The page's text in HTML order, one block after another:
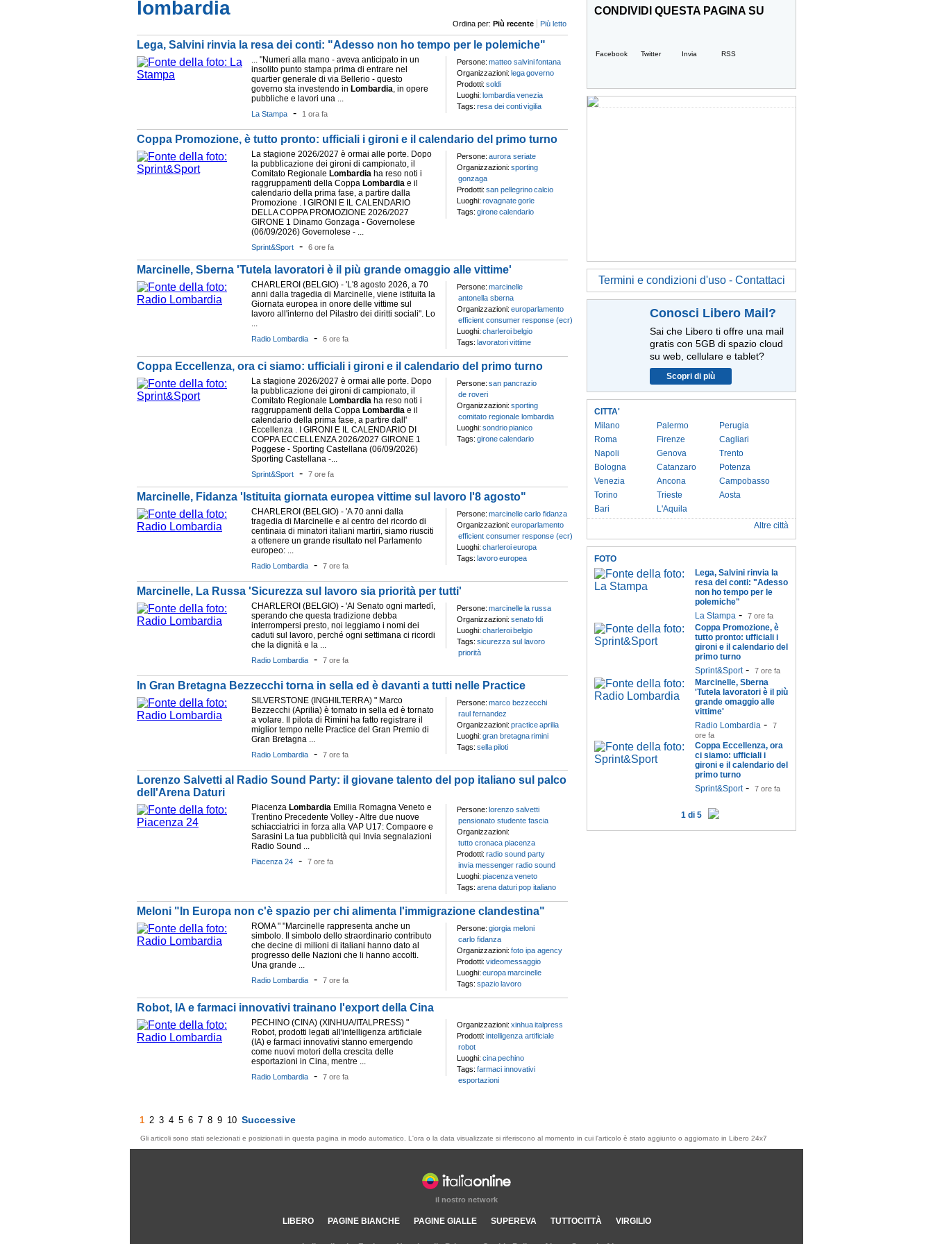
lombardia
Ordina per: Più recente Più letto
Lega, Salvini rinvia la resa dei conti: "Adesso non ho tempo per le polemiche"
... "Numeri alla mano - aveva anticipato in un
insolito punto stampa prima di entrare nel
quartier generale di via Bellerio - questo
governo sta investendo in Lombardia, in opere
pubbliche e lavori una ...
La Stampa - 1 ora fa
Persone: matteo salvinifontana
Organizzazioni: legagoverno
Prodotti: soldi
Luoghi: lombardiavenezia
Tags: resa dei contivigilia
Coppa Promozione, è tutto pronto: ufficiali i gironi e il calendario del primo turno
La stagione 2026/2027 è ormai alle porte. Dopo
la pubblicazione dei gironi di campionato, il
Comitato Regionale Lombardia ha reso noti i
raggruppamenti della Coppa Lombardia e il
calendario della prima fase, a partire dalla
Promozione . I GIRONI E IL CALENDARIO
DELLA COPPA PROMOZIONE 2026/2027
GIRONE 1 Dinamo Gonzaga - Governolese
(06/09/2026) Governolese - ...
Sprint&Sport - 6 ore fa
Persone: aurora seriate
Organizzazioni: sporting
gonzaga
Prodotti: san pellegrinocalcio
Luoghi: rovagnategorle
Tags: gironecalendario
Marcinelle, Sberna 'Tutela lavoratori è il più grande omaggio alle vittime'
CHARLEROI (BELGIO) - 'L'8 agosto 2026, a 70
anni dalla tragedia di Marcinelle, viene istituita la
Giornata europea in onore delle vittime sul
lavoro all'interno del Pilastro dei diritti sociali". Lo
...
Radio Lombardia - 6 ore fa
Persone: marcinelle
antonella sberna
Organizzazioni: europarlamento
efficient consumer response (ecr)
Luoghi: charleroibelgio
Tags: lavoratorivittime
Coppa Eccellenza, ora ci siamo: ufficiali i gironi e il calendario del primo turno
La stagione 2026/2027 è ormai alle porte. Dopo
la pubblicazione dei gironi di campionato, il
Comitato Regionale Lombardia ha reso noti i
raggruppamenti della Coppa Lombardia e il
calendario della prima fase, a partire dall'
Eccellenza . I GIRONI E IL CALENDARIO DI
COPPA ECCELLENZA 2026/2027 GIRONE 1
Poggese - Sporting Castellana (06/09/2026)
Sporting Castellana -...
Sprint&Sport - 7 ore fa
Persone: san pancrazio
de roveri
Organizzazioni: sporting
comitato regionale lombardia
Luoghi: sondriopianico
Tags: gironecalendario
Marcinelle, Fidanza 'Istituita giornata europea vittime sul lavoro l'8 agosto"
CHARLEROI (BELGIO) - 'A 70 anni dalla
tragedia di Marcinelle e al centro del ricordo di
centinaia di minatori italiani martiri, siamo riusciti
a ottenere un grande risultato nel Parlamento
europeo: ...
Radio Lombardia - 7 ore fa
Persone: marcinellecarlo fidanza
Organizzazioni: europarlamento
efficient consumer response (ecr)
Luoghi: charleroieuropa
Tags: lavoroeuropea
Marcinelle, La Russa 'Sicurezza sul lavoro sia priorità per tutti'
CHARLEROI (BELGIO) - 'Al Senato ogni martedì,
sperando che questa tradizione debba
interrompersi presto, noi leggiamo i nomi dei
caduti sul lavoro, perché ogni settimana ci ricordi
che la dignità e la ...
Radio Lombardia - 7 ore fa
Persone: marcinellela russa
Organizzazioni: senatofdi
Luoghi: charleroibelgio
Tags: sicurezza sul lavoro
priorità
In Gran Bretagna Bezzecchi torna in sella ed è davanti a tutti nelle Practice
SILVERSTONE (INGHILTERRA) " Marco
Bezzecchi (Aprilia) è tornato in sella ed è tornato
a volare. Il pilota di Rimini ha fatto registrare il
miglior tempo nelle Practice del Gran Premio di
Gran Bretagna ...
Radio Lombardia - 7 ore fa
Persone: marco bezzecchi
raul fernandez
Organizzazioni: practiceaprilia
Luoghi: gran bretagnarimini
Tags: sellapiloti
Lorenzo Salvetti al Radio Sound Party: il giovane talento del pop italiano sul palco
dell'Arena Daturi
Piacenza Lombardia Emilia Romagna Veneto e
Trentino Precedente Volley - Altre due nuove
schiacciatrici in forza alla VAP U17: Compaore e
Sarasini La tua pubblicità qui Invia segnalazioni
Radio Sound ...
Piacenza 24 - 7 ore fa
Persone: lorenzo salvetti
pensionato studente fascia
Organizzazioni:
tutto cronaca piacenza
Prodotti: radio sound party
invia messenger radio sound
Luoghi: piacenzaveneto
Tags: arena daturipop italiano
Meloni "In Europa non c'è spazio per chi alimenta l'immigrazione clandestina"
ROMA " "Marcinelle rappresenta anche un
simbolo. Il simbolo dello straordinario contributo
che decine di milioni di italiani hanno dato al
progresso delle Nazioni che li hanno accolti.
Una grande ...
Radio Lombardia - 7 ore fa
Persone: giorgia meloni
carlo fidanza
Organizzazioni: foto ipa agency
Prodotti: videomessaggio
Luoghi: europamarcinelle
Tags: spaziolavoro
Robot, IA e farmaci innovativi trainano l'export della Cina
PECHINO (CINA) (XINHUA/ITALPRESS) "
Robot, prodotti legati all'intelligenza artificiale
(IA) e farmaci innovativi stanno emergendo
come nuovi motori della crescita delle
esportazioni in Cina, mentre ...
Radio Lombardia - 7 ore fa
Organizzazioni: xinhuaitalpress
Prodotti: intelligenza artificiale
robot
Luoghi: cinapechino
Tags: farmaci innovativi
esportazioni
1 2 3 4 5 6 7 8 9 10 Successive
CONDIVIDI QUESTA PAGINA SU
Facebook Twitter Invia RSS
Termini e condizioni d'uso - Contattaci
Conosci Libero Mail?
Sai che Libero ti offre una mail
gratis con 5GB di spazio cloud
su web, cellulare e tablet?
Scopri di più
CITTA'
Milano
Roma
Napoli
Bologna
Venezia
Torino
Bari
Palermo
Firenze
Genova
Catanzaro
Ancona
Trieste
L'Aquila
Perugia
Cagliari
Trento
Potenza
Campobasso
Aosta
Altre città
FOTO
Lega, Salvini rinvia la
resa dei conti: "Adesso
non ho tempo per le
polemiche"
La Stampa - 7 ore fa
Coppa Promozione, è
tutto pronto: ufficiali i
gironi e il calendario del
primo turno
Sprint&Sport- 7 ore fa
Marcinelle, Sberna
'Tutela lavoratori è il più
grande omaggio alle
vittime'
Radio Lombardia -
7
ore fa
Coppa Eccellenza, ora
ci siamo: ufficiali i
gironi e il calendario del
primo turno
Sprint&Sport- 7 ore fa
1 di 5
Gli articoli sono stati selezionati e posizionati in questa pagina in modo automatico. L'ora o la data visualizzate si riferiscono al momento in cui l'articolo è stato aggiunto o aggiornato in Libero 24x7
il nostro network
LIBERO PAGINE BIANCHE PAGINE GIALLE SUPEREVA TUTTOCITTÀ VIRGILIO